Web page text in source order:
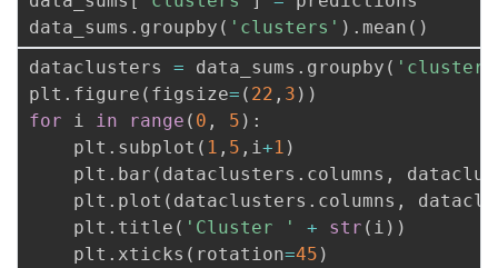
data_sums . groupby ( 'clusters' ) . mean ( )
dataclusters = data_sums . groupby (
plt . figure ( figsize= ( 22 , 3 ) )
for i in range ( 0 , 5 ) :
    plt
. subplot ( 1 , 5 , i+1 )
    plt
. bar ( dataclusters . columns ,
    plt
. plot ( dataclusters . columns ,
    plt
. title ( 'Cluster ' + str ( i ) )
    plt
. xticks ( rotation=45 )